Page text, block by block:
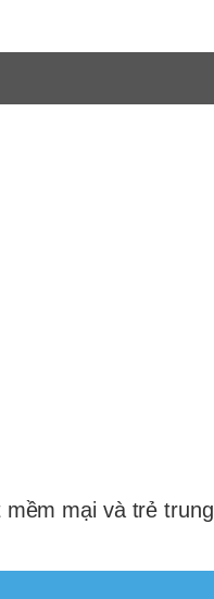
mại và trẻ trung